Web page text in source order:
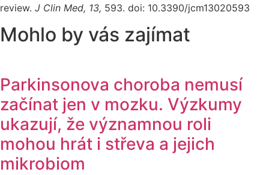
review. J Clin Med, 13, 593. doi: 10.3390/jcm13020593
Mohlo by vás zajímat
Parkinsonova choroba nemusí
začínat jen v mozku. Výzkumy
ukazují, že významnou roli
mohou hrát i střeva a jejich
mikrobiom